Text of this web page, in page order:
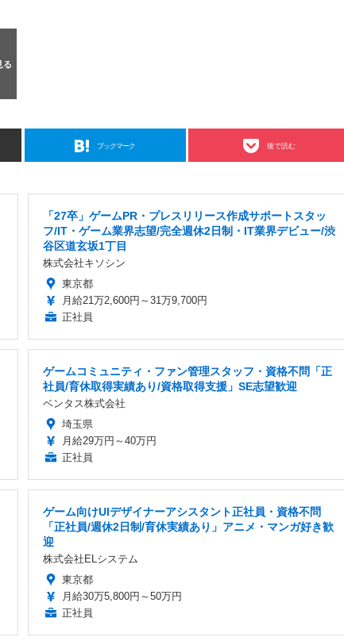
ブックマーク 後で読む
「27卒」ゲームPR・プレスリリース作成サポートスタッ
フ/IT・ゲーム業界志望/完全週休2日制・IT業界デビュー/渋
谷区道玄坂1丁目
株式会社キソシン
東京都
月給21万2,600円～31万9,700円
正社員
ゲームコミュニティ・ファン管理スタッフ・資格不問「正
社員/育休取得実績あり/資格取得支援」SE志望歓迎
ベンタス株式会社
埼玉県
月給29万円～40万円
正社員
ゲーム向けUIデザイナーアシスタント正社員・資格不問
「正社員/週休2日制/育休実績あり」アニメ・マンガ好き歓
迎
株式会社ELシステム
東京都
月給30万5,800円～50万円
正社員